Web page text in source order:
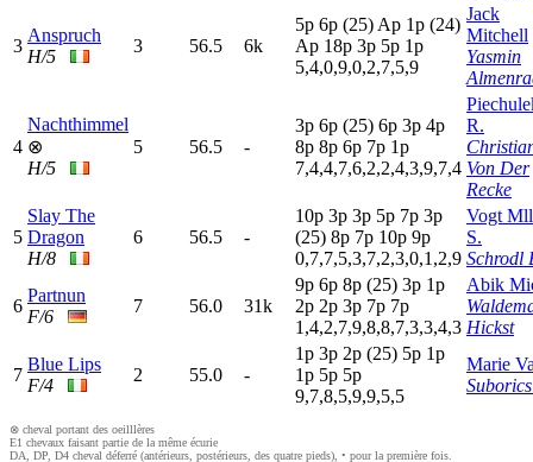
3
Anspruch
H/5
3 56.5 6k
5p 6p (25) Ap 1p (24)
Ap 18p 3p 5p 1p
5,4,0,9,0,2,7,5,9
Jack
Mitchell
Yasmin
4
Nachthimmel
⊗
H/5
5 56.5 -
3p 6p (25) 6p 3p 4p
8p 8p 6p 7p 1p
7,4,4,7,6,2,2,4,3,9,7,4
R.
Von Der
Recke
5
Slay The
Dragon
H/8
6 56.5 -
10p 3p 3p 5p 7p 3p
(25) 8p 7p 10p 9p
0,7,7,5,3,7,2,3,0,1,2,9
Vogt
S.
Schrodl
6
Partnun
F/6
7 56.0 31k
9p 6p 8p (25) 3p 1p
2p 2p 3p 7p 7p
1,4,2,7,9,8,8,7,3,3,4,3
Abik
Hickst
7
Blue Lips
F/4
2 55.0 -
1p 3p 2p (25) 5p 1p
1p 5p 5p
9,7,8,5,9,9,5,5
Marie
⊗ cheval portant des oeilllères
E1 chevaux faisant partie de la même écurie
DA, DP, D4 cheval déferré (antérieurs, postérieurs, des quatre pieds), • pour la première fois.